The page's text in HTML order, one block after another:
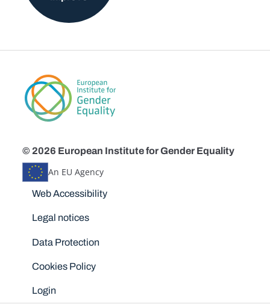
© 2026 European Institute for Gender Equality
An EU Agency
Disclaimers
Web Accessibility
Legal notices
Data Protection
Cookies Policy
Login